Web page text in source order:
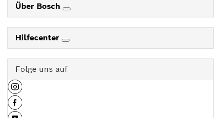
Über Bosch
Hilfecenter
Folge uns auf